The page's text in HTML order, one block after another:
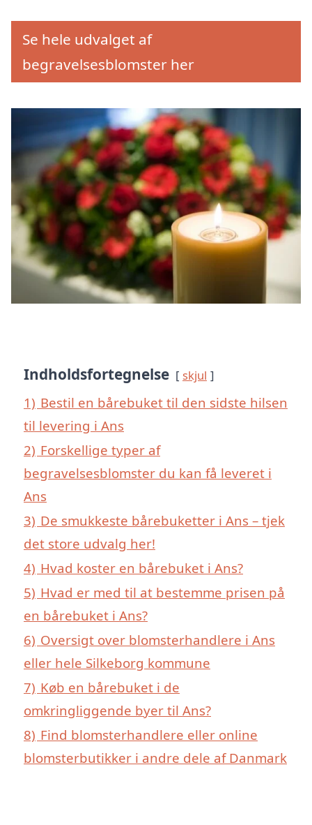
Se hele udvalget af
begravelsesblomster her
Indholdsfortegnelse skjul
1) Bestil en bårebuket til den sidste hilsen
til levering i Ans
2) Forskellige typer af
begravelsesblomster du kan få leveret i
Ans
3) De smukkeste bårebuketter i Ans – tjek
det store udvalg her!
4) Hvad koster en bårebuket i Ans?
5) Hvad er med til at bestemme prisen på
en bårebuket i Ans?
6) Oversigt over blomsterhandlere i Ans
eller hele Silkeborg kommune
7) Køb en bårebuket i de
omkringliggende byer til Ans?
8) Find blomsterhandlere eller online
blomsterbutikker i andre dele af Danmark